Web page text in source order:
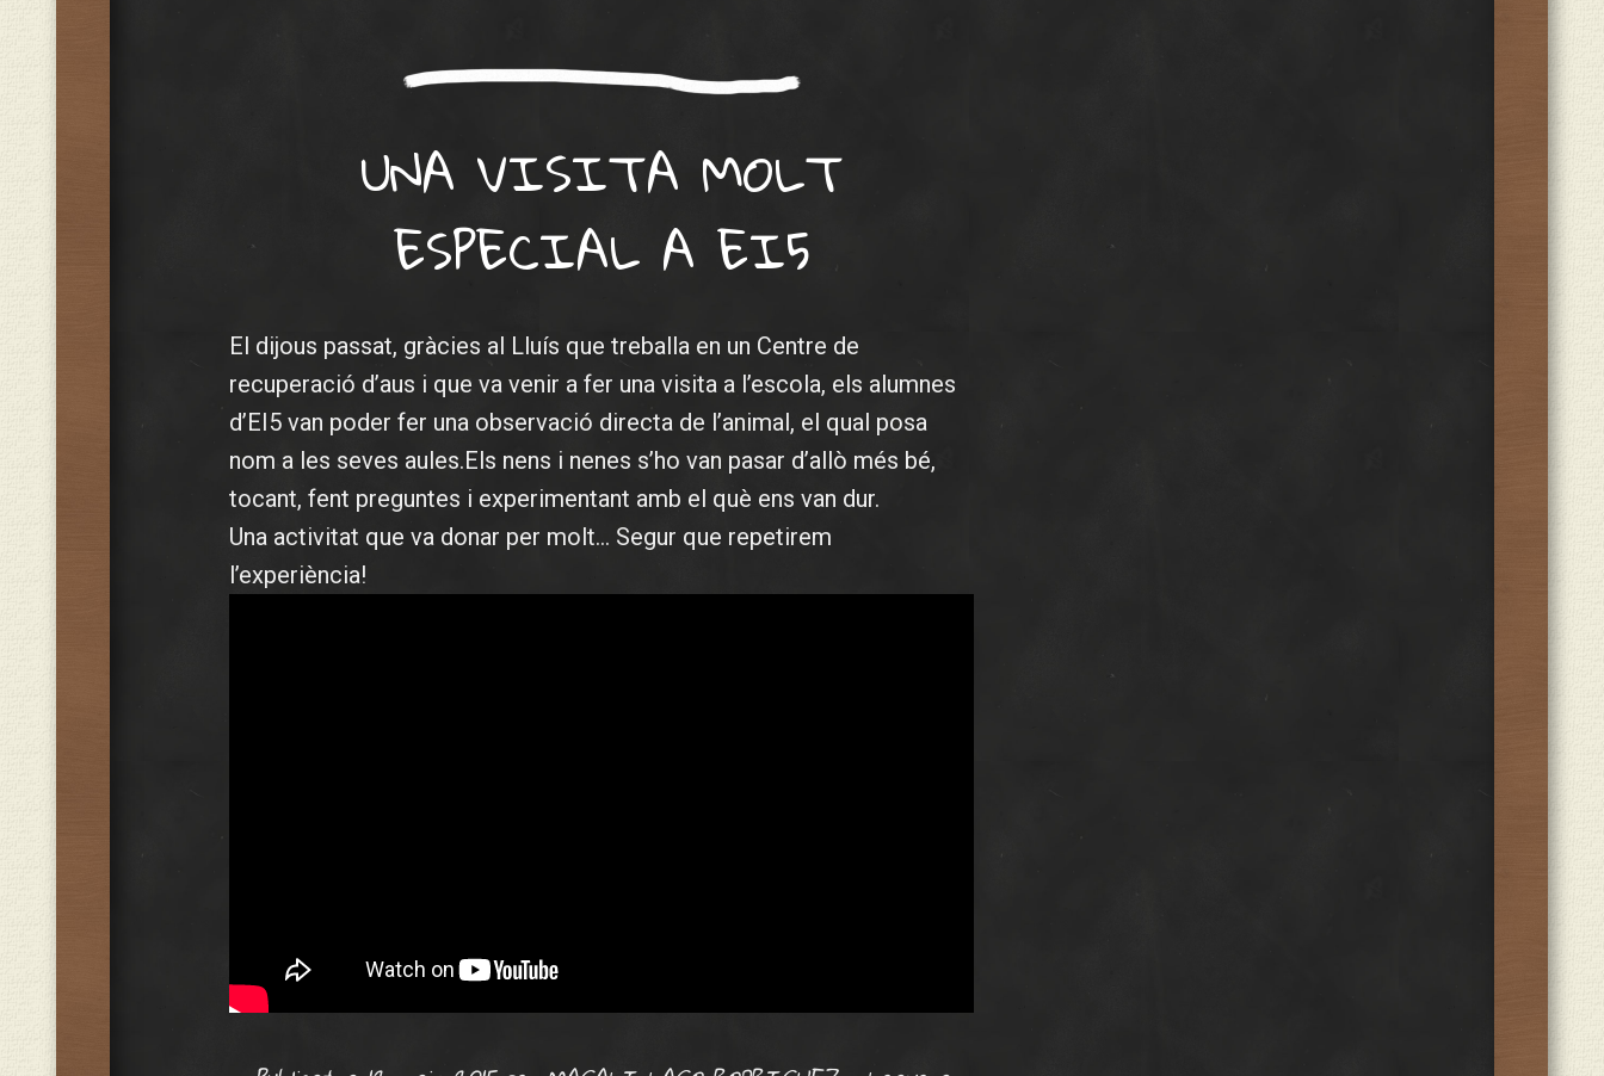
UNA VISITA MOLT
ESPECIAL A EI5
El dijous passat, gràcies al Lluís que treballa en un Centre de
recuperació d’aus i que va venir a fer una visita a l’escola, els alumnes
d’EI5 van poder fer una observació directa de l’animal, el qual posa
nom a les seves aules.Els nens i nenes s’ho van pasar d’allò més bé,
tocant, fent preguntes i experimentant amb el què ens van dur.
Una activitat que va donar per molt… Segur que repetirem
l’experiència!